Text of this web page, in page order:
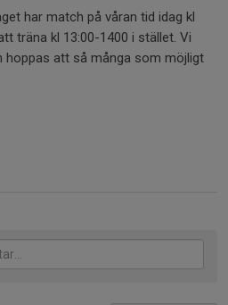
har match på våran tid idag kl
träna kl 13:00-1400 i stället. Vi
hoppas att så många som möjligt